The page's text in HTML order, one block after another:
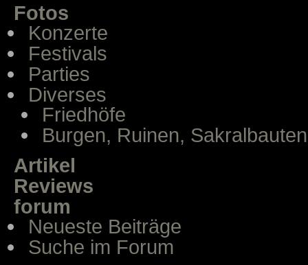
Fotos
Konzerte
Festivals
Parties
Diverses
Friedhöfe
Burgen, Ruinen, Sakralbauten
Artikel
Reviews
forum
Neueste Beiträge
Suche im Forum